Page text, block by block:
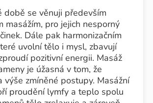
době se věnuji především
masážím, pro jejich nesporný
Dále pak harmonizačním
uvolní tělo i mysl, zbavují
pozitivní energii. Masáž
je úžasná v tom, že
výše zmíněné postupy. Masážní
proudění lymfy a teplo spolu